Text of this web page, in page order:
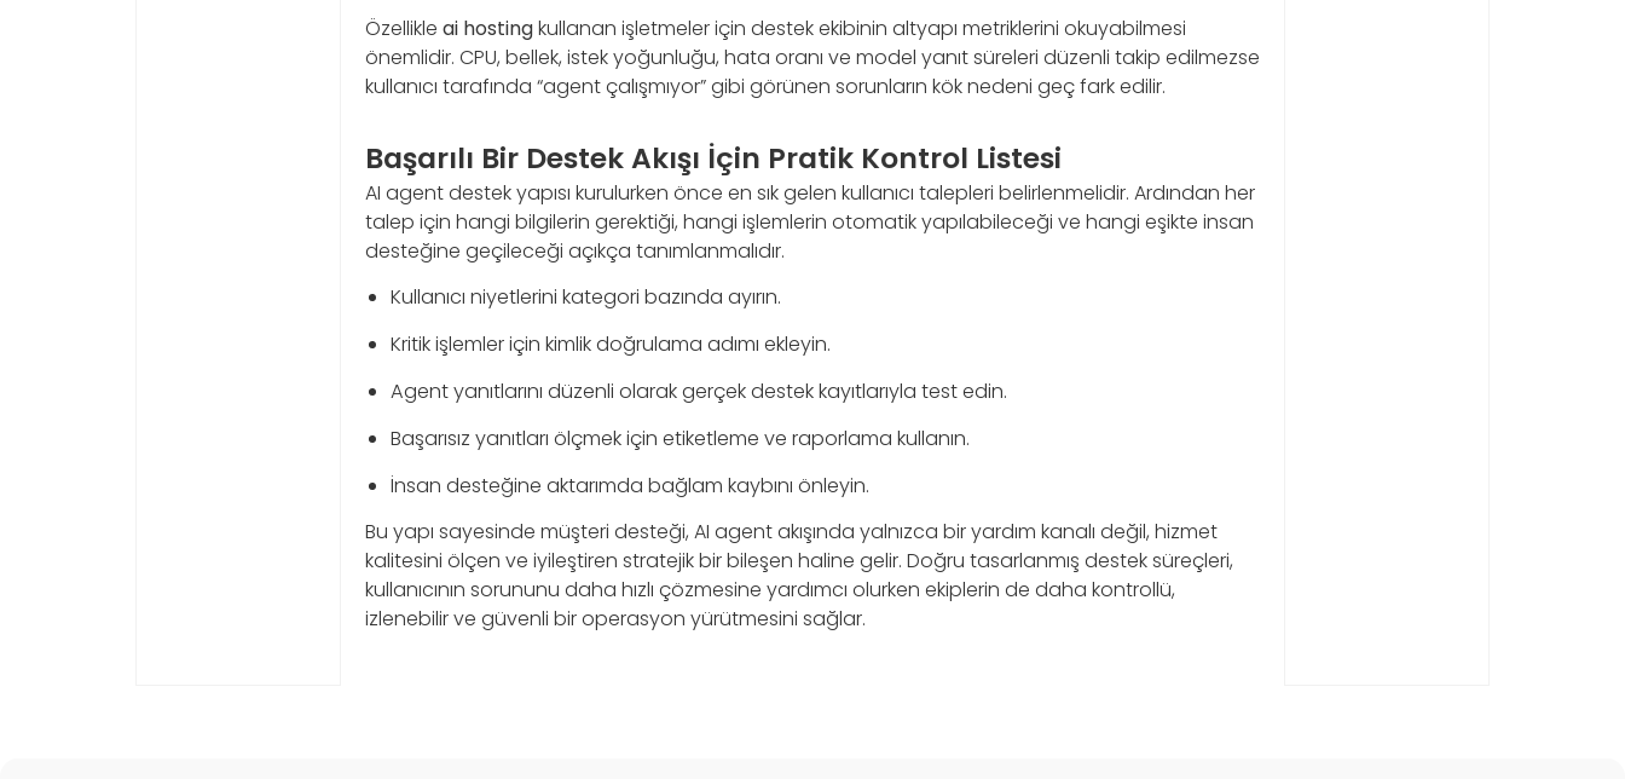
Özellikle ai hostingkullanan işletmeler için destek ekibinin altyapı metriklerini okuyabilmesi
önemlidir. CPU, bellek, istek yoğunluğu, hata oranı ve model yanıt süreleri düzenli takip edilmezse
kullanıcı tarafında “agent çalışmıyor” gibi görünen sorunların kök nedeni geç fark edilir.
Başarılı Bir Destek Akışı İçin Pratik Kontrol Listesi
AI agent destek yapısı kurulurken önce en sık gelen kullanıcı talepleri belirlenmelidir. Ardından her
talep için hangi bilgilerin gerektiği, hangi işlemlerin otomatik yapılabileceği ve hangi eşikte insan
desteğine geçileceği açıkça tanımlanmalıdır.
Kullanıcı niyetlerini kategori bazında ayırın.
Kritik işlemler için kimlik doğrulama adımı ekleyin.
Agent yanıtlarını düzenli olarak gerçek destek kayıtlarıyla test edin.
Başarısız yanıtları ölçmek için etiketleme ve raporlama kullanın.
İnsan desteğine aktarımda bağlam kaybını önleyin.
Bu yapı sayesinde müşteri desteği, AI agent akışında yalnızca bir yardım kanalı değil, hizmet
kalitesini ölçen ve iyileştiren stratejik bir bileşen haline gelir. Doğru tasarlanmış destek süreçleri,
kullanıcının sorununu daha hızlı çözmesine yardımcı olurken ekiplerin de daha kontrollü,
izlenebilir ve güvenli bir operasyon yürütmesini sağlar.